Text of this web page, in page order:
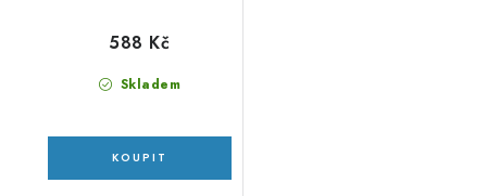
Skladem
588 Kč